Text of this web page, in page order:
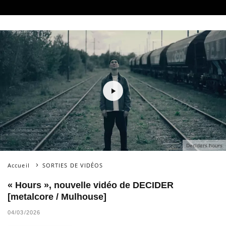
Deciders hours
Accueil SORTIES DE VIDÉOS
« Hours », nouvelle vidéo de DECIDER
[metalcore / Mulhouse]
04/03/2026